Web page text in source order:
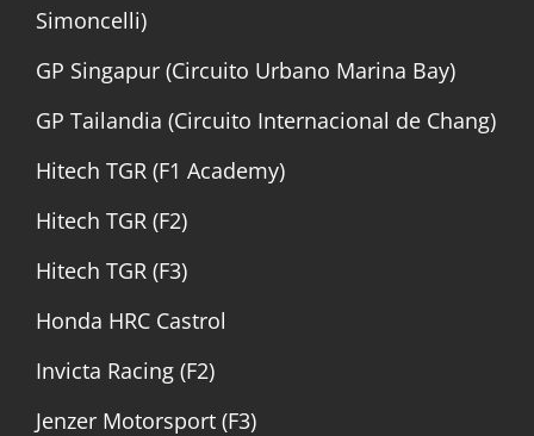
Simoncelli)
GP Singapur (Circuito Urbano Marina Bay)
GP Tailandia (Circuito Internacional de Chang)
Hitech TGR (F1 Academy)
Hitech TGR (F2)
Hitech TGR (F3)
Honda HRC Castrol
Invicta Racing (F2)
Jenzer Motorsport (F3)